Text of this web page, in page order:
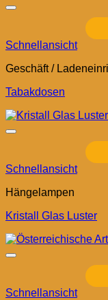
Schnellansicht
Geschäft /
Tabakdosen
Schnellansicht
Hängelampen
Kristall Glas Luster
Schnellansicht